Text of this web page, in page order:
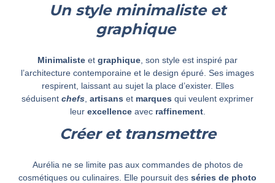
Un style minimaliste et
graphique
Minimaliste et graphique , son style est inspiré par
l’architecture contemporaine et le design épuré. Ses images
respirent, laissant au sujet la place d’exister. Elles
séduisent chefs artisans et marques qui veulent exprimer
leur excellenceavec raffinement.
Créer et transmettre
Aurélia ne se limite pas aux commandes de photos de
cosmétiques ou culinaires. Elle poursuit des séries de photo